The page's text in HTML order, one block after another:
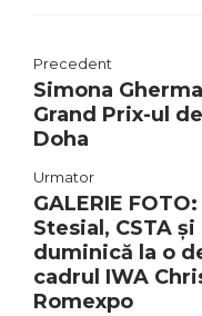
Precedent
Simona
Grand Prix-ul
Doha
Urmator
GALERIE
Stesial, CSTA
duminică la o
cadrul IWA
Romexpo